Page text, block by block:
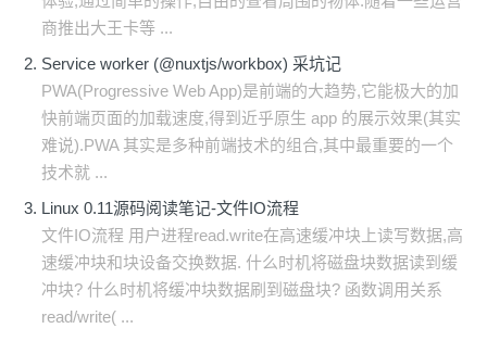
商推出大王卡等 ...
Service worker (@nuxtjs/workbox) 采坑记
PWA(Progressive Web App)是前端的大趋势,它能极大的加
快前端页面的加载速度,得到近乎原生 app 的展示效果(其实
难说).PWA 其实是多种前端技术的组合,其中最重要的一个
技术就 ...
Linux 0.11源码阅读笔记-文件IO流程
文件IO流程 用户进程read.write在高速缓冲块上读写数据,高
速缓冲块和块设备交换数据. 什么时机将磁盘块数据读到缓
冲块? 什么时机将缓冲块数据刷到磁盘块? 函数调用关系
read/write( ...